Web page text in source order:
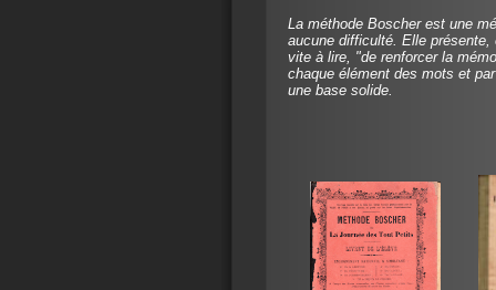
La méthode Boscher est une
aucune difficulté. Elle présente,
vite à lire, "de renforcer la
chaque élément des mots et
une base solide.